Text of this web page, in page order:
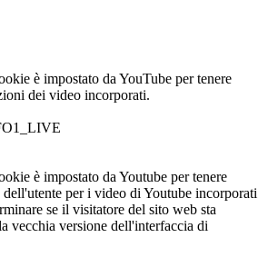
è impostato da YouTube per tenere
dei video incorporati.
è impostato da Youtube per tenere
dell'utente per i video di Youtube incorporati
se il visitatore del sito web sta
vecchia versione dell'interfaccia di